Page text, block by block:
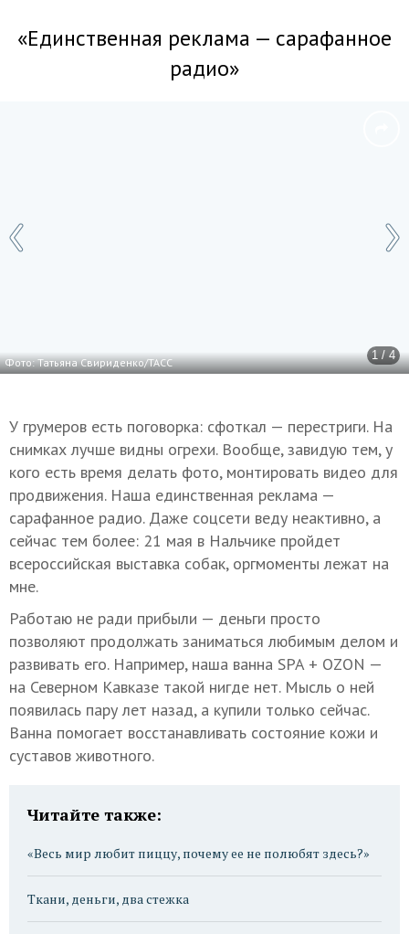
«Единственная реклама — сарафанное
радио»
1 / 4
Фото: Татьяна Свириденко/ТАСС
У грумеров есть поговорка: сфоткал — перестриги. На
снимках лучше видны огрехи. Вообще, завидую тем, у
кого есть время делать фото, монтировать видео для
продвижения. Наша единственная реклама —
сарафанное радио. Даже соцсети веду неактивно, а
сейчас тем более: 21 мая в Нальчике пройдет
всероссийская выставка собак, оргмоменты лежат на
мне.
Работаю не ради прибыли — деньги просто
позволяют продолжать заниматься любимым делом и
развивать его. Например, наша ванна SPA + OZON —
на Северном Кавказе такой нигде нет. Мысль о ней
появилась пару лет назад, а купили только сейчас.
Ванна помогает восстанавливать состояние кожи и
суставов животного.
Читайте также:
«Весь мир любит пиццу, почему ее не полюбят здесь?»
Ткани, деньги, два стежка